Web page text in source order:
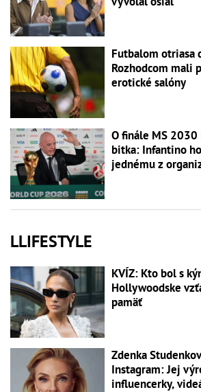
Futbalom otriasa
Rozhodcom mali
erotické salóny
O finále MS 2030
bitka: Infantino
jednému z
LLIFESTYLE
KVÍZ: Kto bol s
Hollywoodske
pamäť
Zdenka
Instagram: Jej
influencerky,